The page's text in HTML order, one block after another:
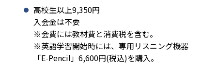
高校生以上9,350円
入会金は不要
※会費には教材費と消費税を含む。
※英語学習開始時には、専用リスニング機器
「E-Pencil」6,600円(税込)を購入。